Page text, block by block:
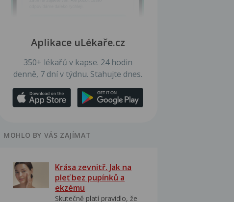
Aplikace uLékaře.cz
350+ lékařů v kapse. 24 hodin
denně, 7 dní v týdnu. Stahujte dnes.
MOHLO BY VÁS ZAJÍMAT
Krása zevnitř. Jak na
pleť bez pupínků a
ekzému
Skutečně platí pravidlo, že